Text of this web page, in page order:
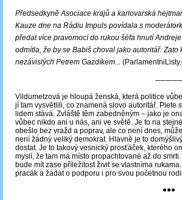
Předsedkyně Asociace krajů a karlovarská
Kauze dne na Rádiu Impuls povídala s
předat více pravomocí do rukou šéfa hnutí
odmítla, že by se Babiš choval jako autoritář.
nezávislých Petrem Gazdíkem...
─────
Vildumetzová je hloupá ženská, která politice
jí tam vysvětlili, co znamená slovo autoritář. Plete
lidem stává. Zvláště těm zabedněným – jako je
vůbec nikdo ani u nás, ani ve světě. Je to na
obešlo bez vražd a poprav, ale co není dnes,
není žádný veliký demokrat. Hlavně je to
dostat. Je to takový vesnický prosťáček, kterého
myslí, že tam má místo propachtované až do
bude mít zase příležitost živit se vlastníma
pracák a žádat o podporu i pro svou početnou
●●●